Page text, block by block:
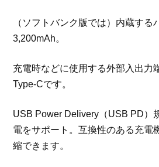
（ソフトバンク版では）内蔵する
3,200mAh。
充電時などに使用する外部入出力
Type-Cです。
USB Power Delivery（USB PD）
電をサポート。互換性のある充電
縮できます。